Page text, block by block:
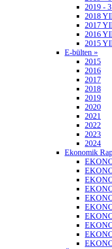
2019 -
2018
2017
2016
2015
E-bülten »
2015
2016
2017
2018
2019
2020
2021
2022
2023
2024
Ekonomik